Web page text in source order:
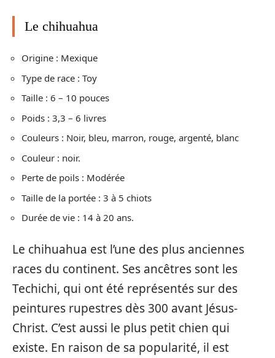
Le chihuahua
Origine : Mexique
Type de race : Toy
Taille : 6 – 10 pouces
Poids : 3,3 – 6 livres
Couleurs : Noir, bleu, marron, rouge, argenté, blanc
Couleur : noir.
Perte de poils : Modérée
Taille de la portée : 3 à 5 chiots
Durée de vie : 14 à 20 ans.
Le chihuahua est l’une des plus anciennes
races du continent. Ses ancêtres sont les
Techichi, qui ont été représentés sur des
peintures rupestres dès 300 avant Jésus-
Christ. C’est aussi le plus petit chien qui
existe. En raison de sa popularité, il est